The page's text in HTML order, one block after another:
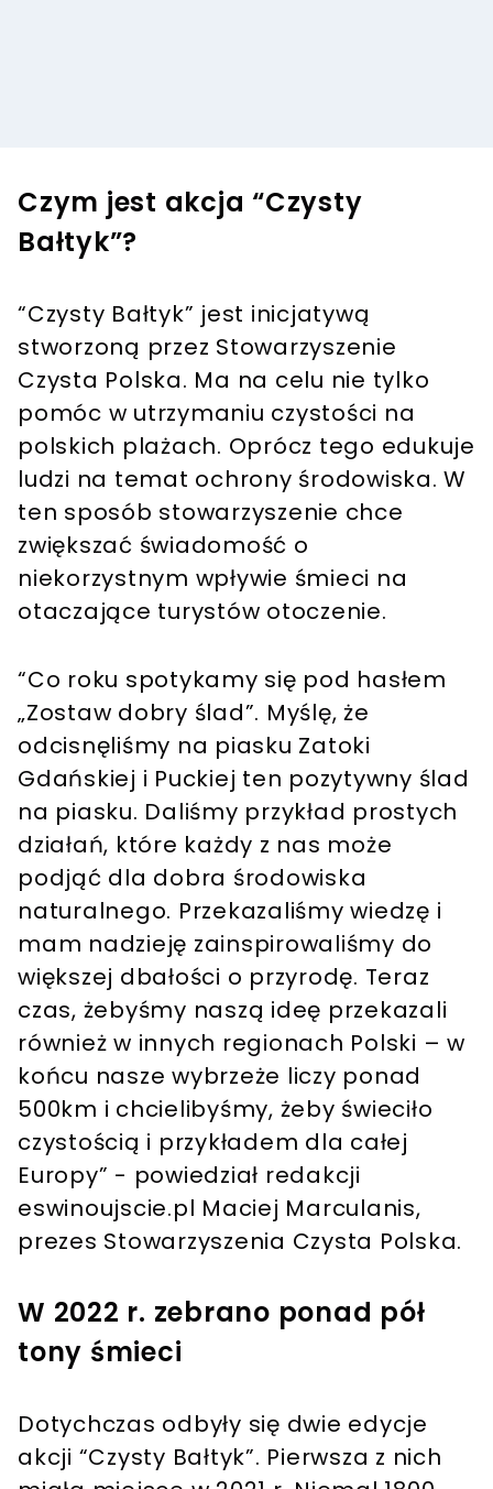
Czym jest akcja “Czysty
Bałtyk”?
“Czysty Bałtyk” jest inicjatywą
stworzoną przez Stowarzyszenie
Czysta Polska. Ma na celu nie tylko
pomóc w utrzymaniu czystości na
polskich plażach. Oprócz tego edukuje
ludzi na temat ochrony środowiska. W
ten sposób stowarzyszenie chce
zwiększać świadomość o
niekorzystnym wpływie śmieci na
otaczające turystów otoczenie.
“Co roku spotykamy się pod hasłem
„Zostaw dobry ślad”. Myślę, że
odcisnęliśmy na piasku Zatoki
Gdańskiej i Puckiej ten pozytywny ślad
na piasku. Daliśmy przykład prostych
działań, które każdy z nas może
podjąć dla dobra środowiska
naturalnego. Przekazaliśmy wiedzę i
mam nadzieję zainspirowaliśmy do
większej dbałości o przyrodę. Teraz
czas, żebyśmy naszą ideę przekazali
również w innych regionach Polski – w
końcu nasze wybrzeże liczy ponad
500km i chcielibyśmy, żeby świeciło
czystością i przykładem dla całej
Europy” - powiedział redakcji
eswinoujscie.pl Maciej Marculanis,
prezes Stowarzyszenia Czysta Polska.
W 2022 r. zebrano ponad pół
tony śmieci
Dotychczas odbyły się dwie edycje
akcji “Czysty Bałtyk”. Pierwsza z nich